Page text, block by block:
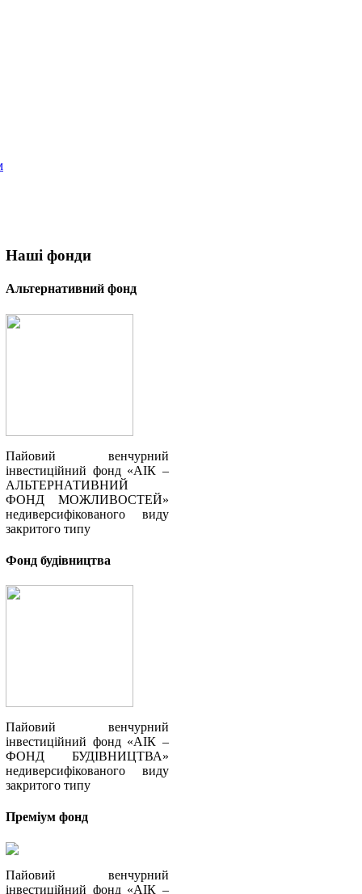
Наші фонди
Альтернативний фонд
Пайовий венчурний
інвестиційний фонд «АІК –
АЛЬТЕРНАТИВНИЙ
ФОНД МОЖЛИВОСТЕЙ»
недиверсифікованого виду
закритого типу
Фонд будівництва
Пайовий венчурний
інвестиційний фонд «АІК –
ФОНД БУДІВНИЦТВА»
недиверсифікованого виду
закритого типу
Преміум фонд
Пайовий венчурний
інвестиційний фонд «АІК –